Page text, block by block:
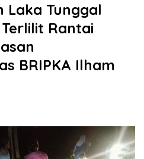
Laka Tunggal
Rantai
BRIPKA Ilham